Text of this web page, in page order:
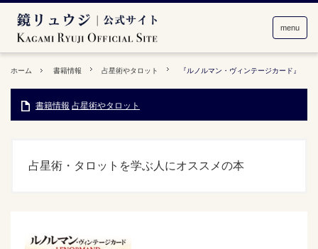
menu
ホーム 書籍情報 占星術やタロット 『ルノルマン・ヴィンテージカード』
書籍情報 占星術やタロット
占星術・タロットを学ぶ人にオススメの本